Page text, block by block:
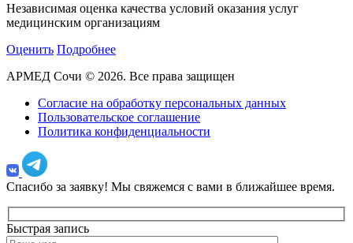
Независимая оценка качества условий оказания услуг
медицинским организациям
Оценить Подробнее
АРМЕД Сочи © 2026. Все права защищен
Согласие на обработку персональных данных
Пользовательское соглашение
Политика конфиденциальности
Спасибо за заявку! Мы свяжемся с вами в ближайшее время.
Быстрая запись